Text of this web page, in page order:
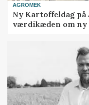
AGROMEK
Ny Kartoffeldag på
værdikæden om ny